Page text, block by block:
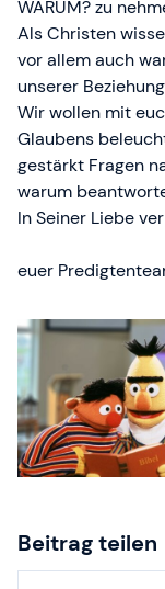
WARUM? zu
Als Christen
vor allem auch
unserer
Wir wollen mit
Glaubens
gestärkt Fragen
warum
In Seiner Liebe
euer
Beitrag teilen